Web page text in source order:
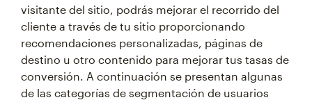
visitante del sitio, podrás mejorar el recorrido del
cliente a través de tu sitio proporcionando
recomendaciones personalizadas, páginas de
destino u otro contenido para mejorar tus tasas de
conversión. A continuación se presentan algunas
de las categorías de segmentación de usuarios